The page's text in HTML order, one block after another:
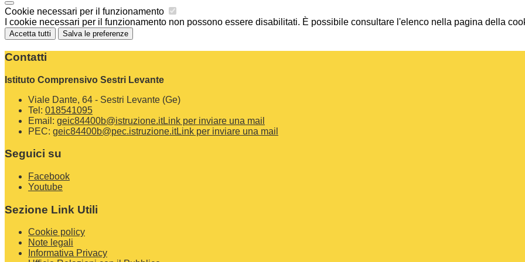
Cookie necessari per il funzionamento
I cookie necessari per il funzionamento non possono essere disabilitati. È possibile consultare l'elenco nella pagina della
Accetta tutti Salva le preferenze
Contatti
Istituto Comprensivo Sestri Levante
Viale Dante, 64 - Sestri Levante (Ge)
Tel: 018541095
Email: geic84400b@istruzione.itLink per inviare una mail
PEC: geic84400b@pec.istruzione.itLink per inviare una mail
Seguici su
Facebook
Youtube
Sezione Link Utili
Cookie policy
Note legali
Informativa Privacy